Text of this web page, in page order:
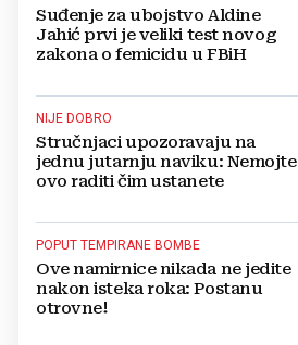
Suđenje za ubojstvo Aldine
Jahić prvi je veliki test novog
zakona o femicidu u FBiH
NIJE DOBRO
Stručnjaci upozoravaju na
jednu jutarnju naviku: Nemojte
ovo raditi čim ustanete
POPUT TEMPIRANE BOMBE
Ove namirnice nikada ne jedite
nakon isteka roka: Postanu
otrovne!